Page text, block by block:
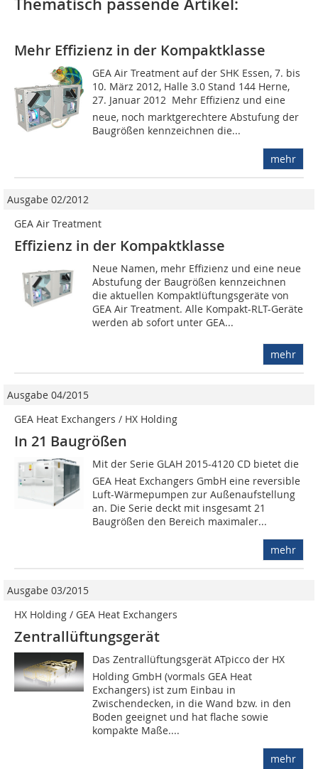
Thematisch passende Artikel:
Mehr Effizienz in der Kompaktklasse
GEA Air Treatment auf der SHK Essen, 7. bis
10. März 2012, Halle 3.0 Stand 144 Herne,
27. Januar 2012  Mehr Effizienz und eine
neue, noch marktgerechtere Abstufung der
Baugrößen kennzeichnen die...
mehr
Ausgabe 02/2012
GEA Air Treatment
Effizienz in der Kompaktklasse
Neue Namen, mehr Effizienz und eine neue
Abstufung der Baugrößen kennzeichnen
die aktuellen Kompaktlüftungsgeräte von
GEA Air Treatment. Alle Kompakt-RLT-Geräte
werden ab sofort unter GEA...
mehr
Ausgabe 04/2015
GEA Heat Exchangers / HX Holding
In 21 Baugrößen
Mit der Serie GLAH 2015-4120 CD bietet die
GEA Heat Exchangers GmbH eine reversible
Luft-Wärmepumpen zur Außenaufstellung
an. Die Serie deckt mit insgesamt 21
Baugrößen den Bereich maximaler...
mehr
Ausgabe 03/2015
HX Holding / GEA Heat Exchangers
Zentrallüftungsgerät
Das Zentrallüftungsgerät ATpicco der HX
Holding GmbH (vormals GEA Heat
Exchangers) ist zum Einbau in
Zwischendecken, in die Wand bzw. in den
Boden geeignet und hat flache sowie
kompakte Maße....
mehr